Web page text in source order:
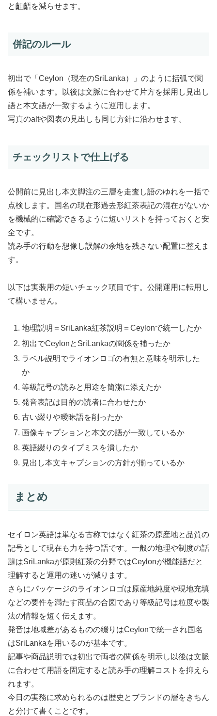
と齟齬を減らせます。
併記のルール
初出で「Ceylon（現在のSriLanka）」のように括弧で関
係を補います。以後は文脈に合わせて片方を採用し見出し
語と本文語が一致するように運用します。
写真のaltや図表の見出しも同じ方針に沿わせます。
チェックリストで仕上げる
公開前に見出し本文脚注の三層を走査し語のゆれを一括で
点検します。国名の現在形過去形紅茶表記の混在がないか
を機械的に確認できるように短いリストを持っておくと安
全です。
読み手の行動を想像し誤解の余地を残さない配置に整えま
す。
以下は実装用の短いチェック項目です。公開運用に転用し
て構いません。
地理説明＝SriLanka紅茶説明＝Ceylonで統一したか
初出でCeylonとSriLankaの関係を補ったか
ラベル説明でライオンロゴの有無と意味を明示した
か
等級記号の読みと用途を簡潔に添えたか
発音表記は目的の読者に合わせたか
古い綴りや曖昧語を削ったか
画像キャプションと本文の語が一致しているか
英語綴りのタイプミスを潰したか
見出し本文キャプションの方針が揃っているか
まとめ
セイロン英語は単なる古称ではなく紅茶の原産地と品質の
記号として現在も力を持つ語です。一般の地理や制度の話
題はSriLankaが原則紅茶の分野ではCeylonが機能語だと
理解すると運用の迷いが減ります。
さらにパッケージのライオンロゴは原産地純度や現地充填
などの要件を満たす商品の合図であり等級記号は粒度や製
法の情報を短く伝えます。
発音は地域差があるものの綴りはCeylonで統一され国名
はSriLankaを用いるのが基本です。
記事や商品説明では初出で両者の関係を明示し以後は文脈
に合わせて用語を固定すると読み手の理解コストを抑えら
れます。
今日の実務に求められるのは歴史とブランドの層をきちん
と分けて書くことです。